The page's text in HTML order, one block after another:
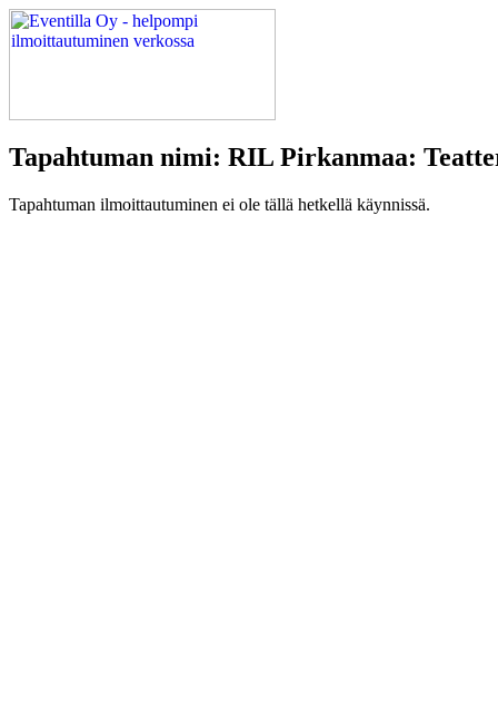
Tapahtuman nimi: RIL Pirkanmaa:
Tapahtuman ilmoittautuminen ei ole tällä hetkellä käynnissä.